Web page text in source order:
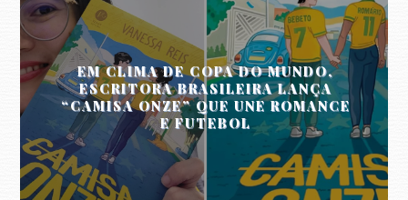
EM CLIMA DE COPA DO MUNDO,
ESCRITORA BRASILEIRA LANÇA
“CAMISA ONZE” QUE UNE ROMANCE
E FUTEBOL